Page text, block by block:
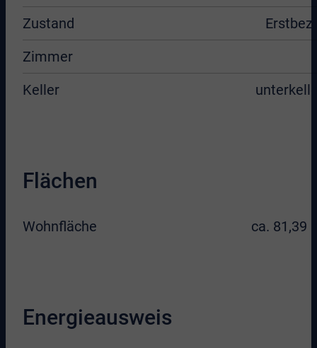
Zustand
Zimmer
Keller
Flächen
Wohnfläche ca. 81,39
Energieausweis